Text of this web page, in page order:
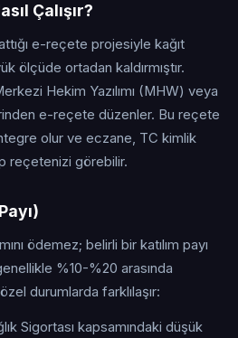
Çalışır?
e-reçete projesiyle kağıt
ölçüde ortadan kaldırmıştır.
Hekim Yazılımı (MHW) veya
e-reçete düzenler. Bu reçete
olur ve eczane, TC kimlik
reçetenizi görebilir.
ödemez; belirli bir katılım payı
%10-%20 arasında
durumlarda farklılaşır:
Sigortası kapsamındaki düşük